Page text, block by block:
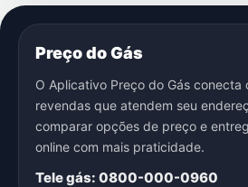
Preço do Gás
O Aplicativo Preço do Gás conecta
revendas que atendem seu
comparar opções de preço e
online com mais praticidade.
Tele gás: 0800-000-0960